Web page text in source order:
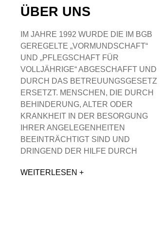
ÜBER UNS
IM JAHRE 1992 WURDE DIE IM BGB
GEREGELTE „VORMUNDSCHAFT“
UND „PFLEGSCHAFT FÜR
VOLLJÄHRIGE“ ABGESCHAFFT UND
DURCH DAS BETREUUNGSGESETZ
ERSETZT. MENSCHEN, DIE DURCH
BEHINDERUNG, ALTER ODER
KRANKHEIT IN DER BESORGUNG
IHRER ANGELEGENHEITEN
BEEINTRÄCHTIGT SIND UND
DRINGEND DER HILFE DURCH
WEITERLESEN +